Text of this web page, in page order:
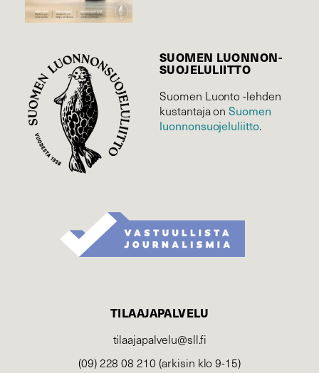
SUOMEN LUONNON­
SUOJELU­LIITTO
Suomen Luonto -lehden
kustantaja onSuomen
luonnonsuojelu­liitto.
TILAAJAPALVELU
tilaajapalvelu@sll.fi
(09) 228 08 210 (arkisin klo 9-15)